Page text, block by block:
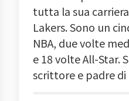
tutta la sua
Lakers. Sono un
NBA, due volte
e 18 volte All-Star.
scrittore e padre